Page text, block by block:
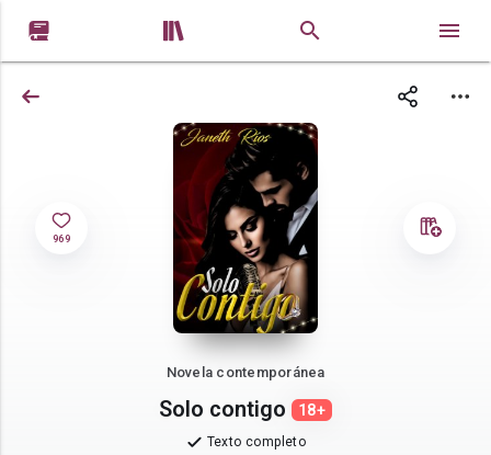
 
969
Novela contemporánea
Solo contigo 18+
Texto completo